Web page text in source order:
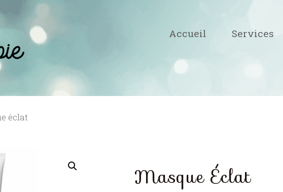
Accueil Services
éclat
Masque Éclat